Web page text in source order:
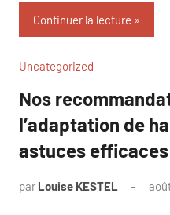
Continuer la lecture
Uncategorized
Nos
l’adaptation de
astuces efficaces
par Louise KESTEL